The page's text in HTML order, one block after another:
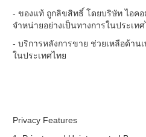
- ของแท้ ถูกลิขสิทธิ์ โดยบริษัท ไอคอ
จำหน่ายอย่างเป็นทางการในประเทศ
- บริการหลังการขาย ช่วยเหลือด้าน
ในประเทศไทย
Privacy Features